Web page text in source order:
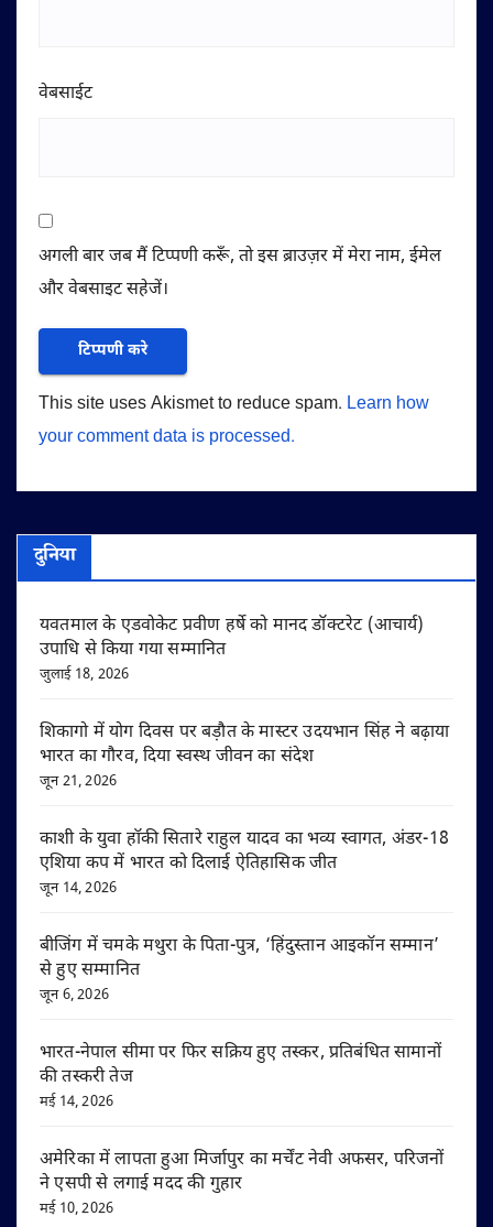
वेबसाईट
अगली बार जब मैं टिप्पणी करूँ, तो इस ब्राउज़र में मेरा नाम, ईमेल
और वेबसाइट सहेजें।
This site uses Akismet to reduce spam. Learn how
your comment data is processed.
दुनिया
यवतमाल के एडवोकेट प्रवीण हर्षे को मानद डॉक्टरेट (आचार्य)
उपाधि से किया गया सम्मानित
जुलाई 18, 2026
शिकागो में योग दिवस पर बड़ौत के मास्टर उदयभान सिंह ने बढ़ाया
भारत का गौरव, दिया स्वस्थ जीवन का संदेश
जून 21, 2026
काशी के युवा हॉकी सितारे राहुल यादव का भव्य स्वागत, अंडर-18
एशिया कप में भारत को दिलाई ऐतिहासिक जीत
जून 14, 2026
बीजिंग में चमके मथुरा के पिता-पुत्र, ‘हिंदुस्तान आइकॉन सम्मान’
से हुए सम्मानित
जून 6, 2026
भारत-नेपाल सीमा पर फिर सक्रिय हुए तस्कर, प्रतिबंधित सामानों
की तस्करी तेज
मई 14, 2026
अमेरिका में लापता हुआ मिर्जापुर का मर्चेंट नेवी अफसर, परिजनों
ने एसपी से लगाई मदद की गुहार
मई 10, 2026